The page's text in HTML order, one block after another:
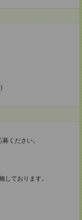
)
ください。
しております。